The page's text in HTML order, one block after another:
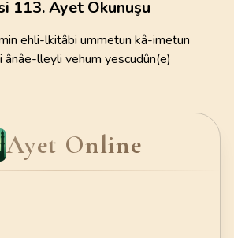
113. Ayet Okunuşu
ehli-lkitâbi ummetun kâ-imetun
lleyli vehum yescudûn(e)
Ayet Online